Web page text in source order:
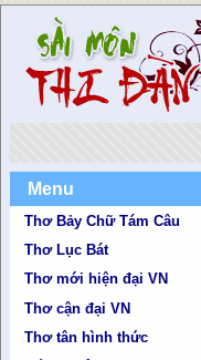
Menu
Thơ Bảy Chữ Tám Câu
Thơ Lục Bát
Thơ mới hiện đại VN
Thơ cận đại VN
Thơ tân hình thức